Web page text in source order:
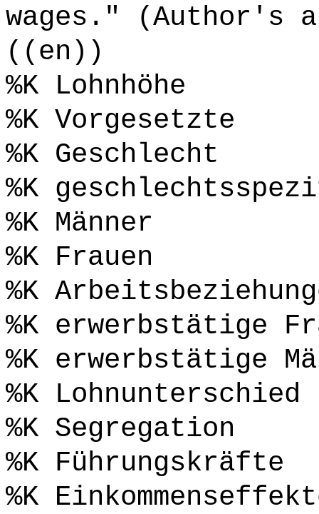
wages." (Author's
((en))
%K Lohnhöhe
%K Vorgesetzte
%K Geschlecht
%K
%K Männer
%K Frauen
%K
%K erwerbstätige
%K erwerbstätige
%K Lohnunterschied
%K Segregation
%K Führungskräfte
%K